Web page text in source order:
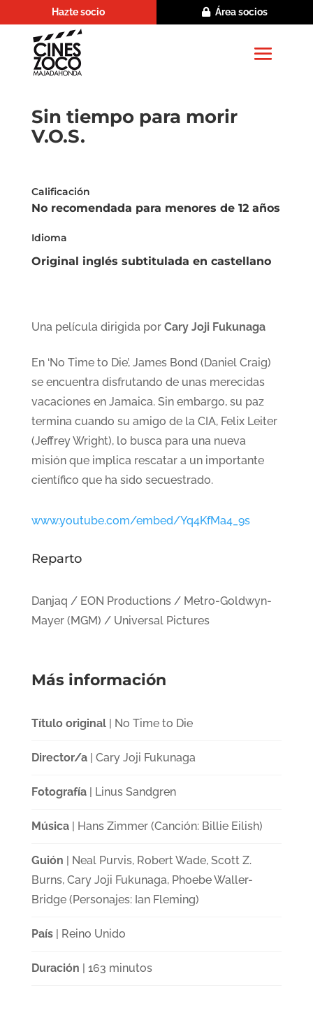
Hazte socio Área socios
Sin tiempo para morir
V.O.S.
Calificación
No recomendada para menores de 12 años
Idioma
Original inglés subtitulada en castellano
Una película dirigida por Cary Joji Fukunaga
En ‘No Time to Die’, James Bond (Daniel Craig)
se encuentra disfrutando de unas merecidas
vacaciones en Jamaica. Sin embargo, su paz
termina cuando su amigo de la CIA, Felix Leiter
(Jeffrey Wright), lo busca para una nueva
misión que implica rescatar a un importante
científico que ha sido secuestrado.
www.youtube.com/embed/Yq4KfMa4_9s
Reparto
Danjaq / EON Productions / Metro-Goldwyn-
Mayer (MGM) / Universal Pictures
Más información
Título original| No Time to Die
Director/a| Cary Joji Fukunaga
Fotografía| Linus Sandgren
Música| Hans Zimmer (Canción: Billie Eilish)
Guión | Neal Purvis, Robert Wade, Scott Z.
Burns, Cary Joji Fukunaga, Phoebe Waller-
Bridge (Personajes: Ian Fleming)
País| Reino Unido
Duración | 163 minutos